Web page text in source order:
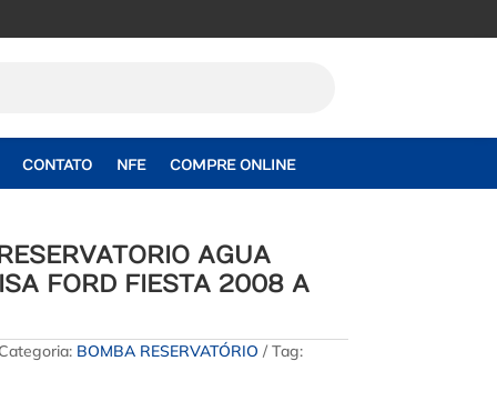
CONTATO NFE COMPRE ONLINE
AGUA
FORD FIESTA 2008 A
BOMBA RESERVATÓRIO Tag: